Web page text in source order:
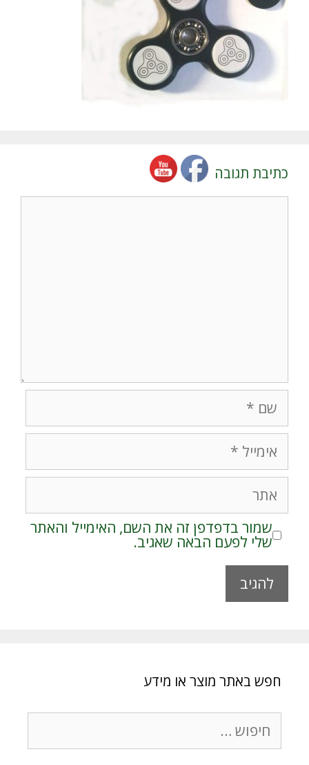
כתיבת תגובה
תגובה
שם
אימייל
אתר
שמור בדפדפן זה את השם, האימייל והאתר
שלי לפעם הבאה שאגיב.
nחפש באתר מוצר או מידע
חיפוש: